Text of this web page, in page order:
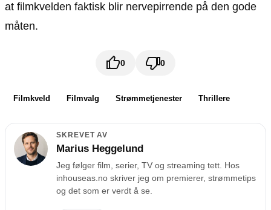
at filmkvelden faktisk blir nervepirrende på den gode
måten.
0 0
Filmkveld Filmvalg Strømmetjenester Thrillere
SKREVET AV
Marius Heggelund
Jeg følger film, serier, TV og streaming tett. Hos
inhouseas.no skriver jeg om premierer, strømmetips
og det som er verdt å se.